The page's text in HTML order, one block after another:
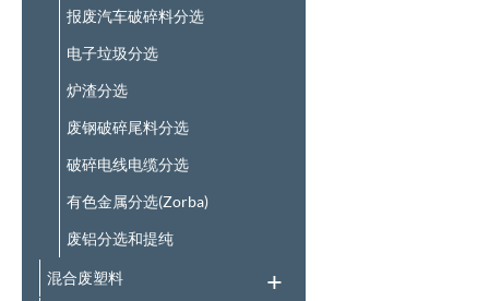
报废汽车破碎料分选
电子垃圾分选
炉渣分选
废钢破碎尾料分选
破碎电线电缆分选
有色金属分选(Zorba)
废铝分选和提纯
混合废塑料